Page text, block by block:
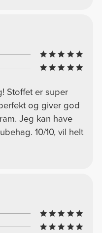
Stoffet er super
og giver god
Jeg kan have
10/10, vil helt